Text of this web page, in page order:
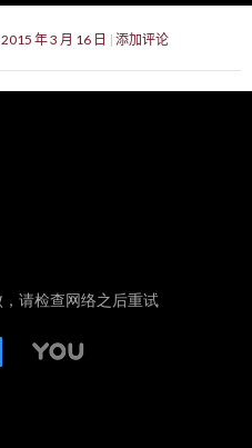
2015 年 3 月 16 日 添加评论